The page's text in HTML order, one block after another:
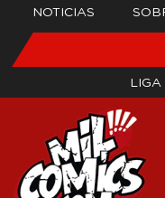
NOTICIAS
LIGA